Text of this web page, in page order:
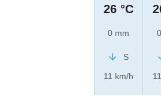
26 °C
0 mm
S
11 km/h